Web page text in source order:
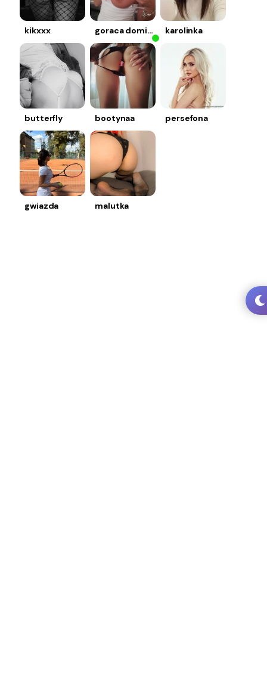
kikxxx goraca dominika karolinka
butterfly bootynaa persefona
gwiazda malutka